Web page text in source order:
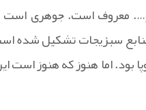
و…. معروف است. جوهری
سبزیجات تشکیل شده
مدت ۱۴۰۰ سال بین قرن های ۵ تا ۱۹ میلادی در اروپا بود.